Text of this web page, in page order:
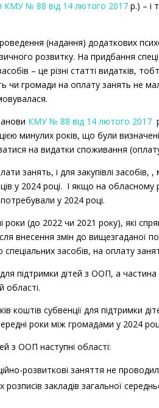
КМУ № 88 від 14 лютого 2017 р.) – і
(надання) додаткових
розвитку. На придбання
– це різні статті видатків,
чи громади на оплату занять не
.
КМУ № 88 від 14 лютого 2017
минулих років, що були
на видатки споживання
занять, і для закупівлі
у 2024 році. І якщо на обласному
у 2024 році.
(до 2022 чи 2021 року), які
внесення змін до
засобів, на оплату
підтримки дітей з ООП, а
області.
коштів субвенції для підтримки
роки між громадами у 2024
з ООП наступні області:
розвиткові заняття не
закладів загальної